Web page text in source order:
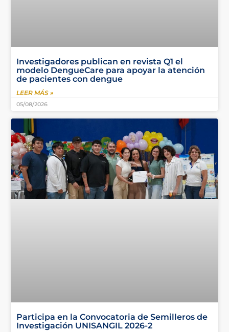
Investigadores publican en revista Q1 el
modelo DengueCare para apoyar la atención
de pacientes con dengue
LEER MÁS »
05/08/2026
Participa en la Convocatoria de Semilleros de
Investigación UNISANGIL 2026-2